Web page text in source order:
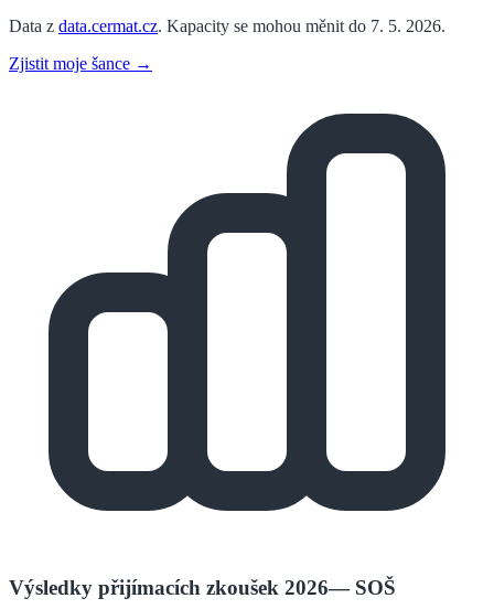
Data z data.cermat.cz. Kapacity se mohou měnit do 7. 5. 2026.
Zjistit moje šance →
Výsledky přijímacích zkoušek 2026— SOŠ